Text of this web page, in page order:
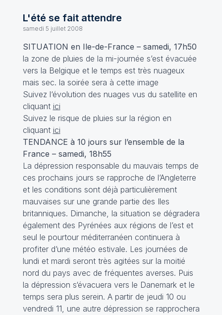
L'été se fait attendre
samedi 5 juillet 2008
SITUATION en Ile-de-France – samedi, 17h50
la zone de pluies de la mi-journée s’est évacuée
vers la Belgique et le temps est très nuageux
mais sec. la soirée sera à cette image
Suivez l‘évolution des nuages vus du satellite en
cliquant ici
Suivez le risque de pluies sur la région en
cliquant ici
TENDANCE à 10 jours sur l’ensemble de la
France – samedi, 18h55
La dépression responsable du mauvais temps de
ces prochains jours se rapproche de l’Angleterre
et les conditions sont déjà particulièrement
mauvaises sur une grande partie des Iles
britanniques. Dimanche, la situation se dégradera
également des Pyrénées aux régions de l’est et
seul le pourtour méditerranéen continuera à
profiter d’une météo estivale. Les journées de
lundi et mardi seront très agitées sur la moitié
nord du pays avec de fréquentes averses. Puis
la dépression s‘évacuera vers le Danemark et le
temps sera plus serein. A partir de jeudi 10 ou
vendredi 11, une autre dépression se rapprochera